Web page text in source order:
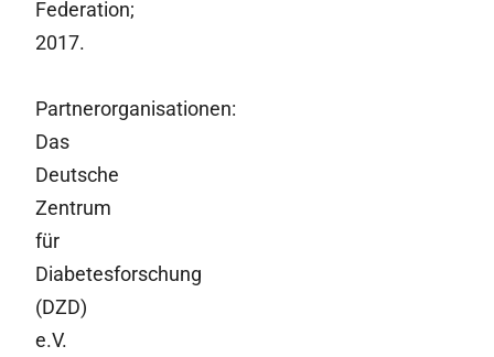
Federation;
2017.
Partnerorganisationen:
Das
Deutsche
Zentrum
für
Diabetesforschung
(DZD)
e.V.